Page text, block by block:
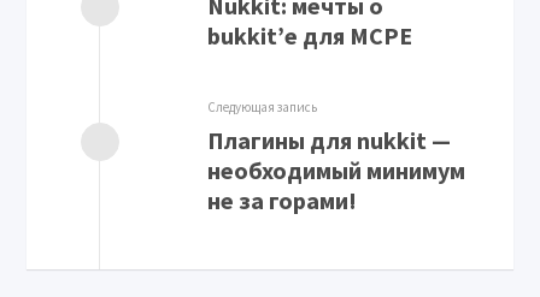
bukkit’е для MCPE
Следующая запись
Плагины для nukkit —
необходимый минимум
не за горами!